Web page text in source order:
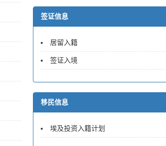
签证信息
居留入籍
签证入境
移民信息
埃及投资入籍计划